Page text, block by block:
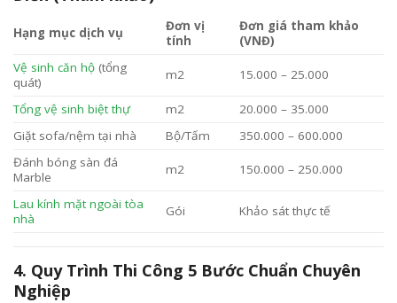
Hạng mục dịch vụ
Đơn vị
tính
Đơn giá tham khảo
(VNĐ)
Vệ sinh căn hộ (tổng
quát)
m2 15.000 – 25.000
Tổng vệ sinh biệt thự m2
20.000 – 35.000
Giặt sofa/nệm tại nhà
Bộ/Tấm
350.000 – 600.000
Đánh bóng sàn đá
Marble
m2 150.000 – 250.000
Lau kính mặt ngoài tòa
nhà
Gói Khảo sát thực tế
4. Quy Trình Thi Công 5 Bước Chuẩn Chuyên
Nghiệp